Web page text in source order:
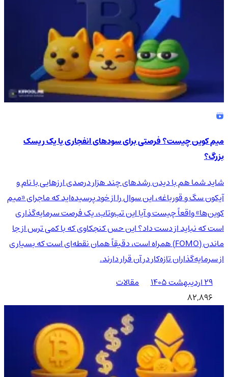
میم کوین چیست؟ فرصتی برای سودهای انفجاری یا یک ریسک
بزرگ؟
شاید شما هم با دیدن رشدهای چند هزار درصدی ارزهایی با نام و
آیکون سگ و قورباغه، این سوال را از خود پرسیده‌اید که ماجرای «میم
کوین‌ها» واقعاً چیست و آیا این تب‌وتاب، یک فرصت سرمایه‌گذاری
است که نباید از دست داد؟ این حس کنجکاوی که با کمی ترس از جا
ماندن (FOMO) همراه است، دقیقاً همان نقطه‌ای است که بسیاری
از سرمایه‌گذاران تازه‌کار در آن قرار دارند.
۲۹ اردیبهشت ۱۴۰۵
مقالات
82,896